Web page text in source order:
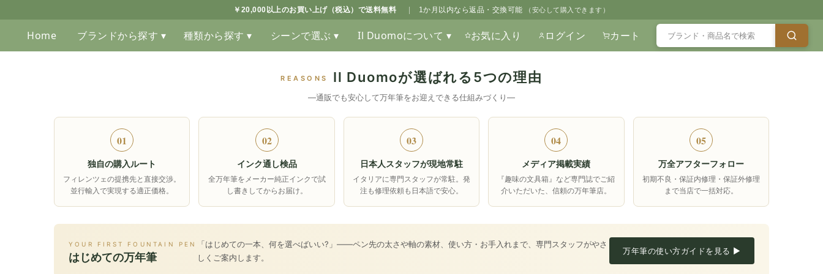
￥20,000以上のお買い上げ（税込）で送料無料 1か月以内なら返品・交換可能 （安心して購入できます）
Home ブランドから探す ▾ 種類から探す ▾ シーンで選ぶ ▾ Il Duomoについて ▾ お気に入り ログイン カート
REASONS Il Duomoが選ばれる5つの理由
―通販でも安心して万年筆をお迎えできる仕組みづくり―
01
独自の購入ルート
フィレンツェの提携先と直接交渉。
並行輸入で実現する適正価格。
02
インク通し検品
全万年筆をメーカー純正インクで試
し書きしてからお届け。
03
日本人スタッフが現地常駐
イタリアに専門スタッフが常駐。発
注も修理依頼も日本語で安心。
04
メディア掲載実績
『趣味の文具箱』など専門誌でご紹
介いただいた、信頼の万年筆店。
05
万全アフターフォロー
初期不良・保証内修理・保証外修理
まで当店で一括対応。
YOUR FIRST FOUNTAIN PEN
はじめての万年筆
「はじめての一本、何を選べばいい?」――ペン先の太さや軸の素材、使い方・お手入れまで、専門スタッフがやさ
しくご案内します。
万年筆の使い方ガイドを見る ▶